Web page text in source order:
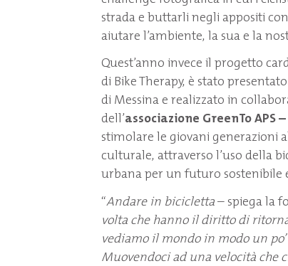
strada e buttarli negli appositi
aiutare l’ambiente, la sua e la
Quest’anno invece il progetto
di Bike Therapy, è stato
di Messina e realizzato in
dell’associazione GreenTo APS
stimolare le giovani generazioni
culturale, attraverso l’uso della
urbana per un futuro sostenibile
“Andare in bicicletta– spiega la
volta che hanno il diritto di
vediamo il mondo in modo un
Muovendoci ad una velocità che